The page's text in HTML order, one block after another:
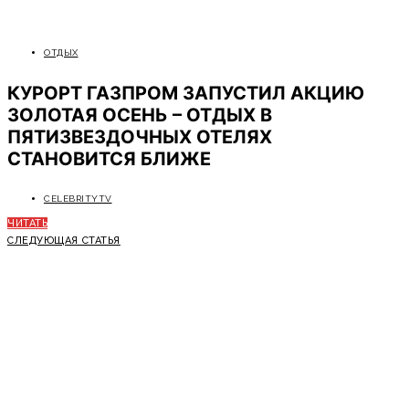
ОТДЫХ
КУРОРТ ГАЗПРОМ ЗАПУСТИЛ АКЦИЮ
ЗОЛОТАЯ ОСЕНЬ – ОТДЫХ В
ПЯТИЗВЕЗДОЧНЫХ ОТЕЛЯХ
СТАНОВИТСЯ БЛИЖЕ
CELEBRITYTV
ЧИТАТЬ
СЛЕДУЮЩАЯ СТАТЬЯ